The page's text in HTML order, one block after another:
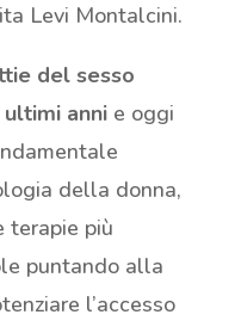
Levi Montalcini.
del sesso
anni e oggi
della donna,
terapie più
puntando alla
l’accesso